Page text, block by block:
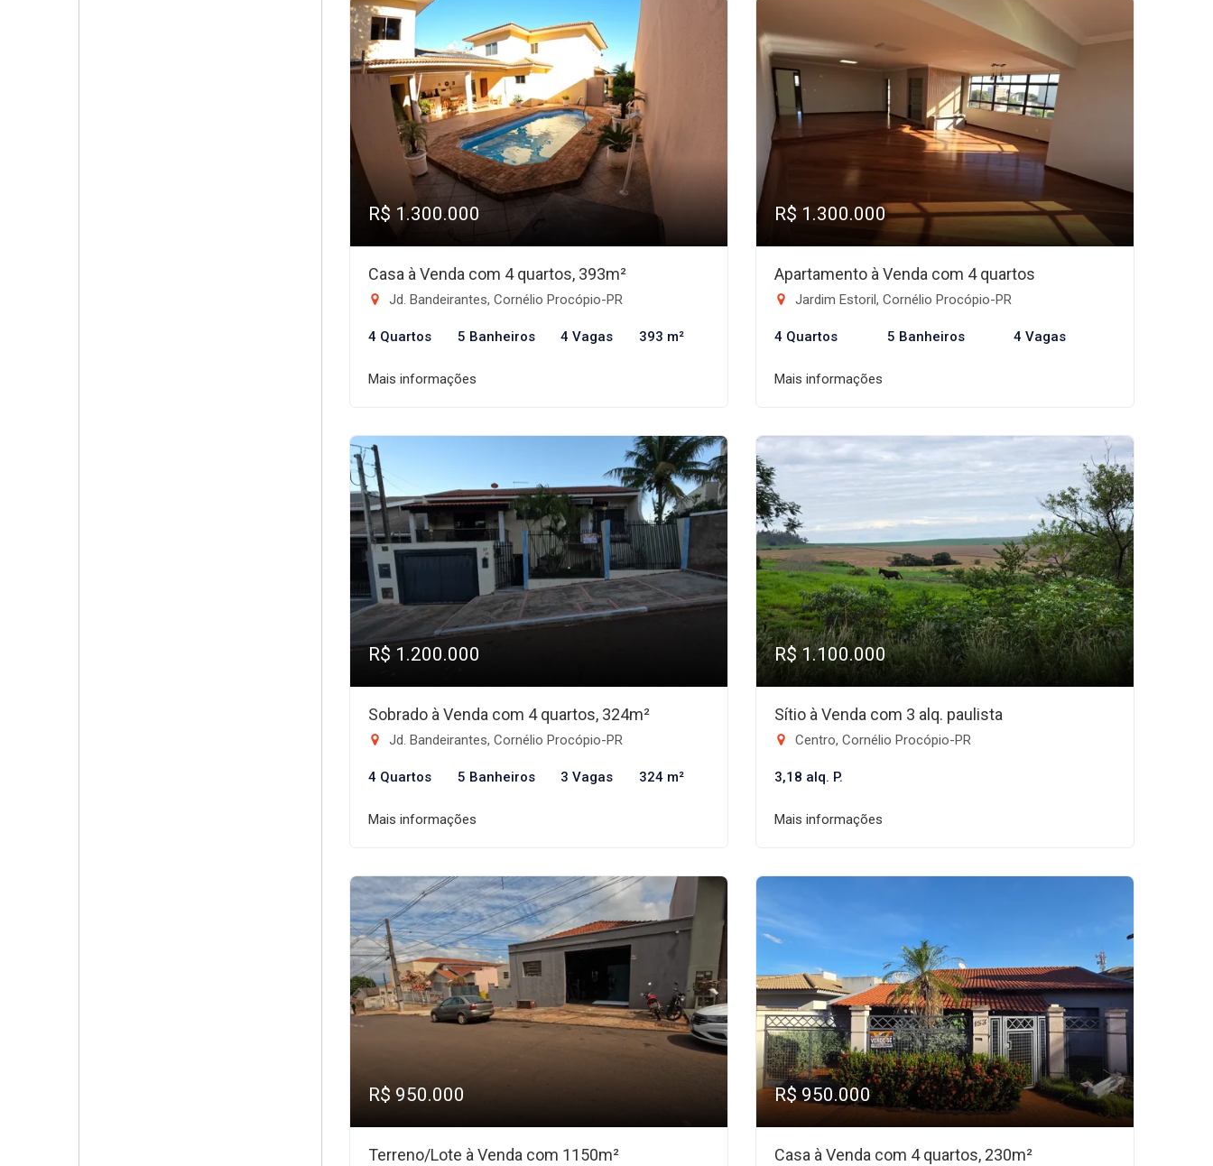
R$ 1.300.000
Casa à Venda com 4 quartos, 393m²
Jd. Bandeirantes, Cornélio Procópio-PR
4 Quartos 5 Banheiros 4 Vagas 393 m²
Mais informações
R$ 1.300.000
Apartamento à Venda com 4 quartos
Jardim Estoril, Cornélio Procópio-PR
4 Quartos 5 Banheiros 4 Vagas
Mais informações
R$ 1.200.000
Sobrado à Venda com 4 quartos, 324m²
Jd. Bandeirantes, Cornélio Procópio-PR
4 Quartos 5 Banheiros 3 Vagas 324 m²
Mais informações
R$ 1.100.000
Sítio à Venda com 3 alq. paulista
Centro, Cornélio Procópio-PR
3,18 alq. P.
Mais informações
R$ 950.000
Terreno/Lote à Venda com 1150m²
R$ 950.000
Casa à Venda com 4 quartos, 230m²